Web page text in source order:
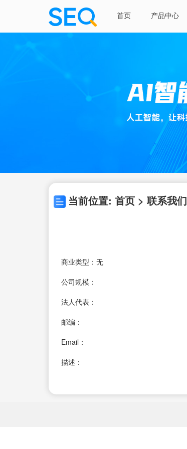
首页 产品中心
当前位置: 首页 > 联系我们
商业类型：无
公司规模：
法人代表：
邮编：
Email：
描述：